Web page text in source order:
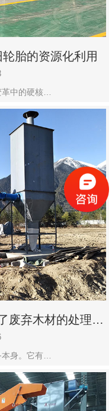
胎的资源化利用
中的硬核…
废弃木材的处理模
身。它有…